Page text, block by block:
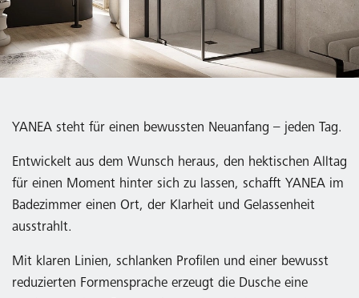
YANEA steht für einen bewussten Neuanfang – jeden Tag.
Entwickelt aus dem Wunsch heraus, den hektischen Alltag
für einen Moment hinter sich zu lassen, schafft YANEA im
Badezimmer einen Ort, der Klarheit und Gelassenheit
ausstrahlt.
Mit klaren Linien, schlanken Profilen und einer bewusst
reduzierten Formensprache erzeugt die Dusche eine